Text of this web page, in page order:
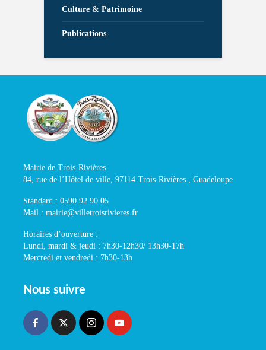
Culture & Patrimoine
Publications
Mairie de Trois-Rivières
84, rue de l’Hôtel de ville, 97114 Trois-Rivières , Guadeloupe
Standard : 0590 92 90 05
Mail : mairie@villetroisrivieres.fr
Horaires d’ouverture :
Lundi, mardi & jeudi : 7h30-12h30/ 13h30-17h
Mercredi et vendredi : 7h30-13h
Nous suivre